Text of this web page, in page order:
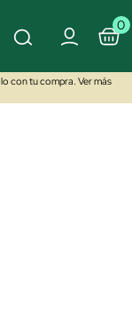
0
con tu compra. Ver más